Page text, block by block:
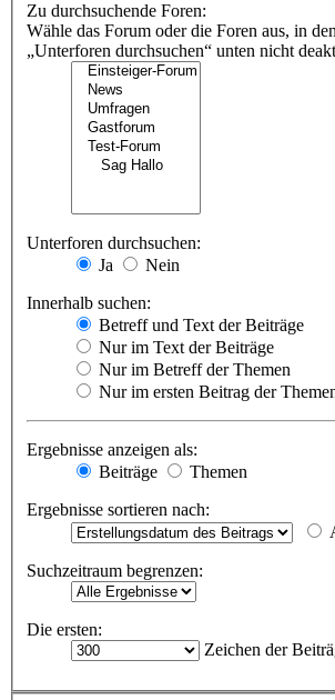
Zu durchsuchende Foren:
Wähle das Forum oder die Foren aus, in
„Unterforen durchsuchen“ unten nicht
Unterforen durchsuchen:
Ja
Nein
Innerhalb suchen:
Betreff und Text der Beiträge
Nur im Text der Beiträge
Nur im Betreff der Themen
Nur im ersten Beitrag der
Ergebnisse anzeigen als:
Beiträge
Themen
Ergebnisse sortieren nach:
Suchzeitraum begrenzen:
Die ersten:
Zeichen der